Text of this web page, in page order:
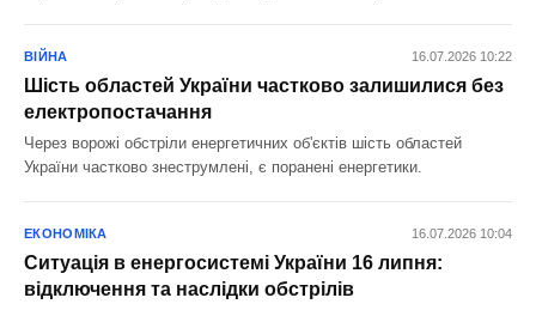
ВІЙНА 16.07.2026 10:22
Шість областей України частково залишилися без
електропостачання
Через ворожі обстріли енергетичних об'єктів шість областей
України частково знеструмлені, є поранені енергетики.
ЕКОНОМІКА 16.07.2026 10:04
Ситуація в енергосистемі України 16 липня:
відключення та наслідки обстрілів